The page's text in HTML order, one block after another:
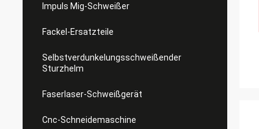
Impuls Mig-Schweißer
Fackel-Ersatzteile
Selbstverdunkelungsschweißender
Sturzhelm
Faserlaser-Schweißgerät
Cnc-Schneidemaschine